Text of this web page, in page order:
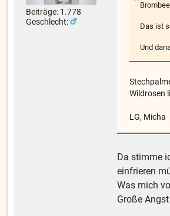
Beiträge: 1.778
Geschlecht:
Das ist
Und
Wildrosen
LG, Micha
Da stimme
einfrieren
Was mich
Große